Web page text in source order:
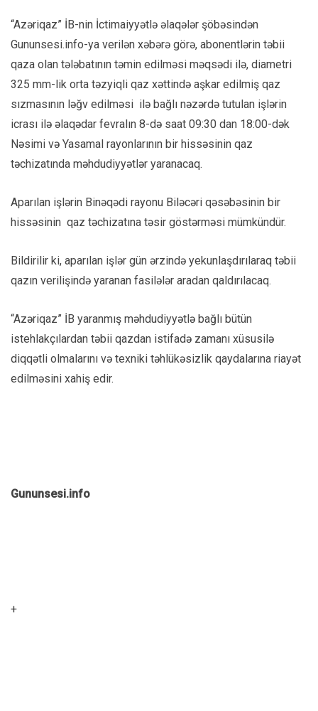
“Azəriqaz” İB-nin İctimaiyyətlə əlaqələr şöbəsindən
Gununsesi.info-ya verilən xəbərə görə, abonentlərin təbii
qaza olan tələbatının təmin edilməsi məqsədi ilə, diametri
325 mm-lik orta təzyiqli qaz xəttində aşkar edilmiş qaz
sızmasının ləğv edilməsi ilə bağlı nəzərdə tutulan işlərin
icrası ilə əlaqədar fevralın 8-də saat 09:30 dan 18:00-dək
Nəsimi və Yasamal rayonlarının bir hissəsinin qaz
təchizatında məhdudiyyətlər yaranacaq.
Aparılan işlərin Binəqədi rayonu Biləcəri qəsəbəsinin bir
hissəsinin qaz təchizatına təsir göstərməsi mümkündür.
Bildirilir ki, aparılan işlər gün ərzində yekunlaşdırılaraq təbii
qazın verilişində yaranan fasilələr aradan qaldırılacaq.
“Azəriqaz” İB yaranmış məhdudiyyətlə bağlı bütün
istehlakçılardan təbii qazdan istifadə zamanı xüsusilə
diqqətli olmalarını və texniki təhlükəsizlik qaydalarına riayət
edilməsini xahiş edir.
Gununsesi.info
+